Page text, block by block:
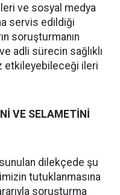
ve sosyal medya
servis edildiği
soruşturmanın
adli sürecin sağlıklı
etkileyebileceği ileri
VE SELAMETİNİ
dilekçede şu
tutuklanmasına
soruşturma